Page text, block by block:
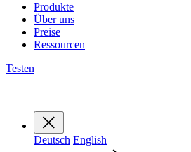
Produkte
Über uns
Preise
Ressourcen
Testen
Deutsch English